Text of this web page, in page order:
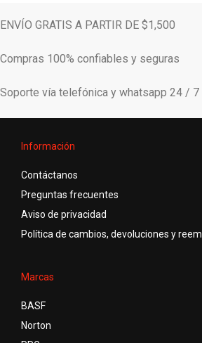
ENVÍO GRATIS A PARTIR DE $1,500
Compras 100% confiables y seguras
Soporte vía telefónica y whatsapp 24 / 7
Información
Contáctanos
Preguntas frecuentes
Aviso de privacidad
Política de cambios, devoluciones y
Marcas
BASF
Norton